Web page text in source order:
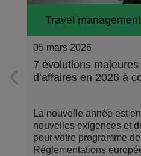
Travel
22 août 2025
6 raisons de
déplacements
Imaginons que
vous trouvez
rendez-vous est
partenaire